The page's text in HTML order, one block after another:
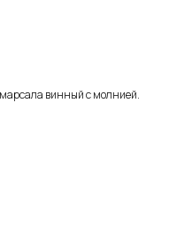
винный с молнией.